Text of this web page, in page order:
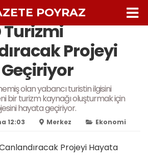
POYRAZ
Turizmi
Projeyi
olan yabancı turistin ilgisini
bir turizm kaynağı oluşturmak için
hayata geçiriyor.
12:03 Merkez Ekonomi